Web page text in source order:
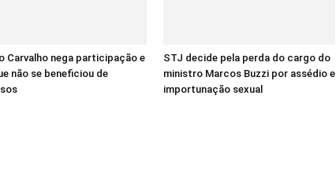
Carvalho nega participação e
não se beneficiou de
STJ decide pela perda do cargo do
ministro Marcos Buzzi por assédio e
importunação sexual